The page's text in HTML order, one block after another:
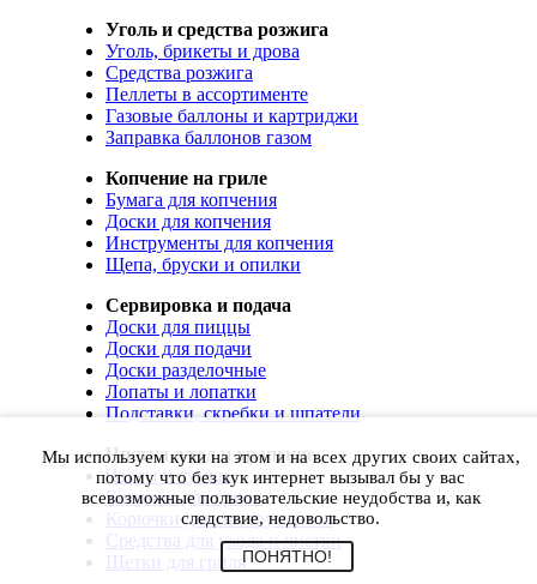
Уголь и средства розжига
Уголь, брикеты и дрова
Средства розжига
Пеллеты в ассортименте
Газовые баллоны и картриджи
Заправка баллонов газом
Копчение на гриле
Бумага для копчения
Доски для копчения
Инструменты для копчения
Щепа, бруски и опилки
Сервировка и подача
Доски для пиццы
Доски для подачи
Доски разделочные
Лопаты и лопатки
Подставки, скребки и шпатели
Чистка, уход и хранение
Чехлы и сумки
Коврики для гриля
Корючки для инструментов
Средства для ухода и чистки
Щетки для гриля
Мы используем куки на этом и на всех других своих сайтах,
потому что без кук интернет вызывал бы у вас
всевозможные пользовательские неудобства и, как
следствие, недовольство.
ПОНЯТНО!